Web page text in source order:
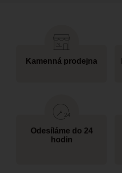
Kamenná prodejna
Odesíláme do 24
hodin